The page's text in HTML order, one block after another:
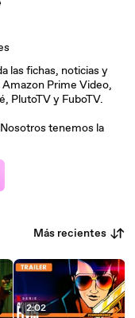
las fichas, noticias y
Prime Video,
PlutoTV y FuboTV.
tenemos la
Más recientes
2:02